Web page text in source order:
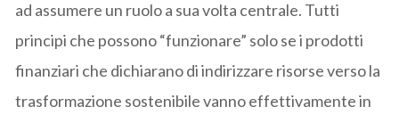
ad assumere un ruolo a sua volta centrale. Tutti
principi che possono “funzionare” solo se i prodotti
finanziari che dichiarano di indirizzare risorse verso la
trasformazione sostenibile vanno effettivamente in